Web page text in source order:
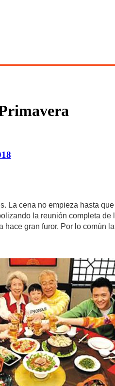
La cena no empieza hasta
la reunión completa
gran furor. Por lo común